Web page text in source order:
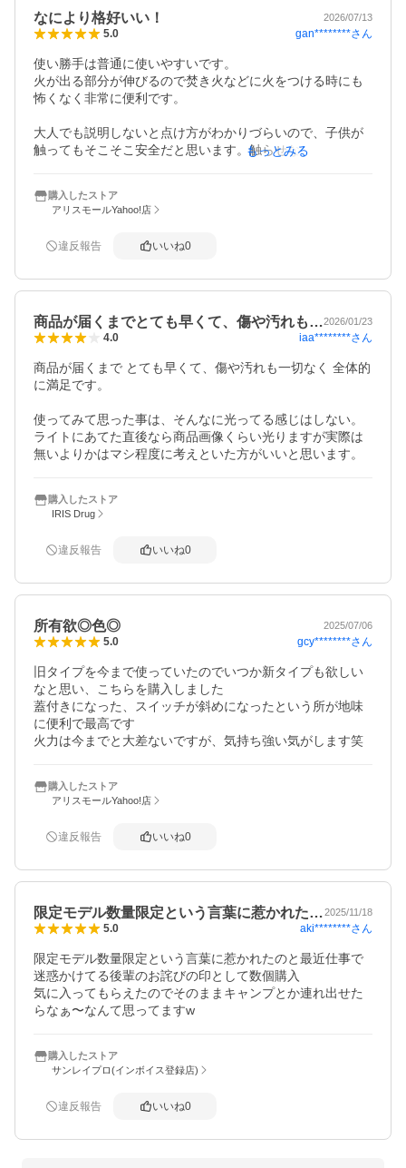
なにより格好いい！ 2026/07/13
5.0 gan********さん
使い勝手は普通に使いやすいです。
火が出る部分が伸びるので焚き火などに火をつける時にも
怖くなく非常に便利です。
大人でも説明しないと点け方がわかりづらいので、子供が
触ってもそこそこ安全だと思います。触らせないのが1番で
もっとみる
購入したストア
アリスモールYahoo!店
違反報告 いいね0
商品が届くまでとても早くて、傷や汚れも…2026/01/23
4.0 iaa********さん
商品が届くまで とても早くて、傷や汚れも一切なく 全体的
に満足です。
使ってみて思った事は、そんなに光ってる感じはしない。
ライトにあてた直後なら商品画像くらい光りますが実際は
無いよりかはマシ程度に考えといた方がいいと思います。
購入したストア
IRIS Drug
違反報告 いいね0
所有欲◎色◎ 2025/07/06
5.0 gcy********さん
旧タイプを今まで使っていたのでいつか新タイプも欲しい
なと思い、こちらを購入しました
蓋付きになった、スイッチが斜めになったという所が地味
に便利で最高です
火力は今までと大差ないですが、気持ち強い気がします笑
購入したストア
アリスモールYahoo!店
違反報告 いいね0
限定モデル数量限定という言葉に惹かれた…2025/11/18
5.0 aki********さん
限定モデル数量限定という言葉に惹かれたのと最近仕事で
迷惑かけてる後輩のお詫びの印として数個購入
気に入ってもらえたのでそのままキャンプとか連れ出せた
らなぁ〜なんて思ってますw
購入したストア
サンレイプロ(インボイス登録店)
違反報告 いいね0